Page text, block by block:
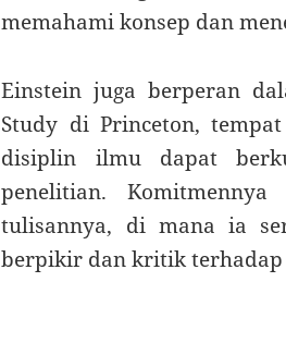
memahami konsep dan
Einstein juga berperan
Study di Princeton,
disiplin ilmu dapat
penelitian.
tulisannya, di mana ia
berpikir dan kritik terhadap